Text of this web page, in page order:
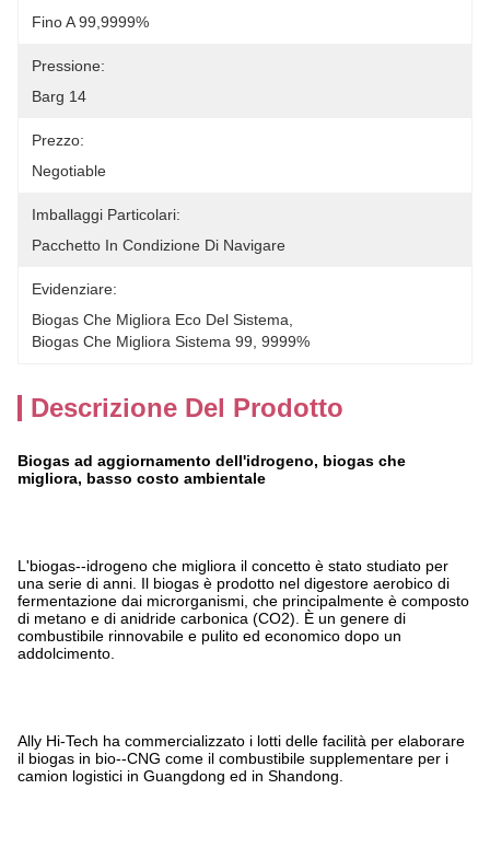
Fino A 99,9999%
Pressione:
Barg 14
Prezzo:
Negotiable
Imballaggi Particolari:
Pacchetto In Condizione Di Navigare
Evidenziare:
Biogas Che Migliora Eco Del Sistema
Biogas Che Migliora Sistema 99 9999%
Descrizione Del Prodotto
Biogas ad aggiornamento dell'idrogeno, biogas che
migliora, basso costo ambientale
L'biogas--idrogeno che migliora il concetto è stato studiato per
una serie di anni. Il biogas è prodotto nel digestore aerobico di
fermentazione dai microrganismi, che principalmente è composto
di metano e di anidride carbonica (CO2). È un genere di
combustibile rinnovabile e pulito ed economico dopo un
addolcimento.
Ally Hi-Tech ha commercializzato i lotti delle facilità per elaborare
il biogas in bio--CNG come il combustibile supplementare per i
camion logistici in Guangdong ed in Shandong.